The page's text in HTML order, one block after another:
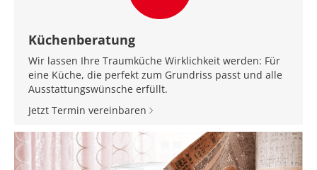
Küchenberatung
Wir lassen Ihre Traumküche Wirklichkeit werden: Für
eine Küche, die perfekt zum Grundriss passt und alle
Ausstattungswünsche erfüllt.
Jetzt Termin vereinbaren